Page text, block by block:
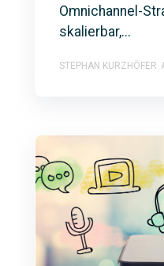
Omnichannel-
skalierbar,...
STEPHAN KURZHÖFER